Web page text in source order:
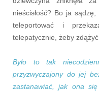
nieścisłość? Bo ja
teleportować i
telepatycznie, żeby
Było to tak
przyzwyczajony do jej
zastanawiać, jak ona się